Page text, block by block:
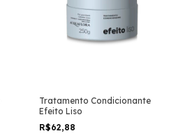
Tratamento Condicionante
Efeito Liso
R$62,88